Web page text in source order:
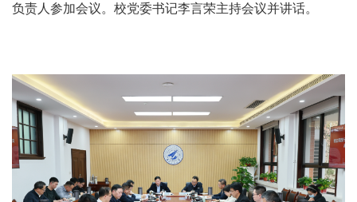
负责人参加会议。校党委书记李言荣主持会议并讲话。